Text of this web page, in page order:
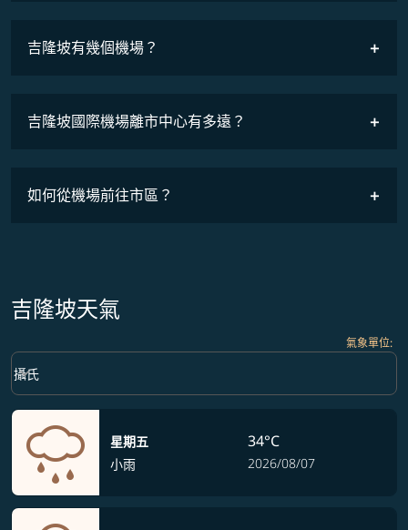
吉隆坡有幾個機場？
吉隆坡國際機場離市中心有多遠？
如何從機場前往市區？
吉隆坡天氣
氣象單位:
Weather unit option 攝氏 Selected
攝氏
keyboard_arrow_down
星期五
小雨
34°C
2026/08/07